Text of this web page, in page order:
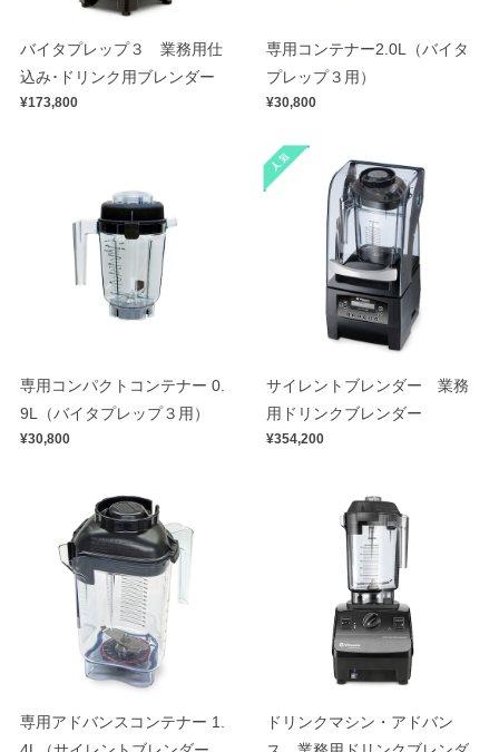
バイタプレップ３ 業務用仕
込み･ドリンク用ブレンダー
¥173,800
専用コンテナー2.0L（バイタ
プレップ３用）
¥30,800
専用コンパクトコンテナー 0.
9L（バイタプレップ３用）
¥30,800
サイレントブレンダー 業務
用ドリンクブレンダー
¥354,200
専用アドバンスコンテナー 1.
ドリンクマシン・アドバン